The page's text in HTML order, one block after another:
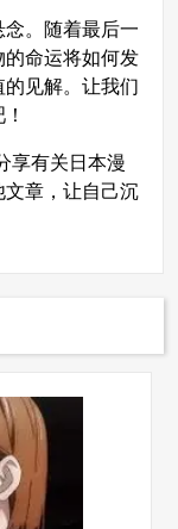
。随着最后一
命运将如何发
见解。让我们
享有关日本漫
章，让自己沉